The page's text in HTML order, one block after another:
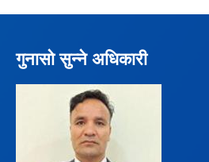
गुनासो सुन्ने अधिकारी